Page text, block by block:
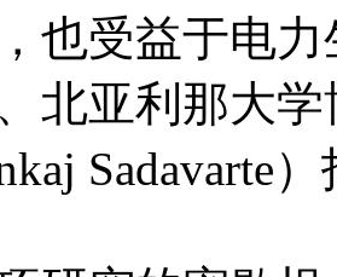
也受益于电
北亚利那大
Sadavarte